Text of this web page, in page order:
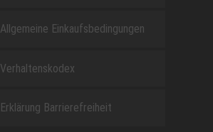
Allgemeine Einkaufsbedingungen
Verhaltenskodex
Erklärung Barrierefreiheit